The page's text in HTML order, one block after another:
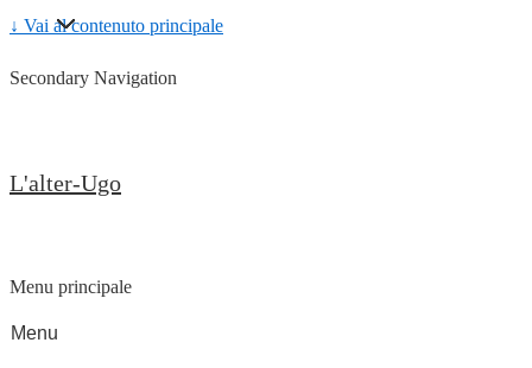
↓ Vai al contenuto principale
Secondary Navigation
L'alter-Ugo
Menu principale
Menu